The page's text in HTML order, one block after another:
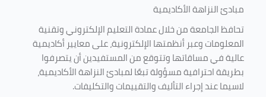
مبادئ النزاهة الأكاديمية
تحافظ الجامعة من خلال عمادة التعليم الإلكتروني وتقنية
المعلومات وعبر أنظمتها الإلكترونية، على معايير أكاديمية
عالية في مساقاتها وتتوقع من المستفيدين أن يتصرفوا
بطريقة احترافية مسؤولة تبعًا لمبادئ النزاهة الأكاديمية،
لاسيما عند إجراء التأليف والتقييمات والتكليفات.